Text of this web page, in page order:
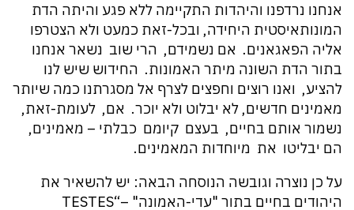
אנחנו נרדפנו והיהדות התקיימה ללא פגע והיתה הדת
המונותאיסטית היחידה, ובכל-זאת כמעט ולא הצטרפו
אליה הפאגאנים. אם נשמידם, הרי שוב נשאר אנחנו
בתור הדת השונה מיתר האמונות. החידוש שיש לנו
להציע, ואנו רוצים וחפצים לצרף אל מסגרתנו כמה שיותר
מאמינים חדשים, לא יבלוט ולא יוכר. אם, לעומת-זאת,
נשמור אותם בחיים, בעצם קיומם כבלתי – מאמינים,
הם יבליטו את מיוחדות המאמינים.
על כן נוצרה וגובשה הנוסחה הבאה: יש להשאיר את
היהודים בחיים בתור "עדי-האמונה" –“TESTES